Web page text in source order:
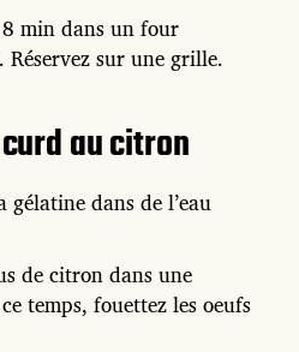
min dans un four
Réservez sur une grille.
au citron
dans de l’eau
de citron dans une
temps, fouettez les oeufs